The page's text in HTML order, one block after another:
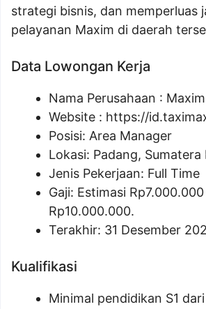
strategi bisnis, dan memperluas
pelayanan Maxim di daerah
Data Lowongan Kerja
Nama Perusahaan : Maxim
Website : https://
Posisi: Area Manager
Lokasi: Padang, Sumatera
Jenis Pekerjaan: Full Time
Gaji: Estimasi Rp7.000.000
Rp10.000.000.
Terakhir: 31 Desember
Kualifikasi
Minimal pendidikan S1